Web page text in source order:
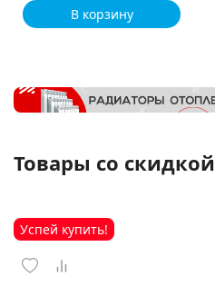
В корзину
Товары со скидкой
Успей купить!